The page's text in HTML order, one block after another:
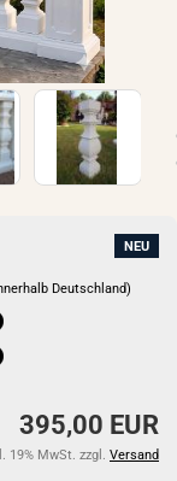
NEU
Deutschland)
395,00 EUR
19% MwSt. zzgl. Versand